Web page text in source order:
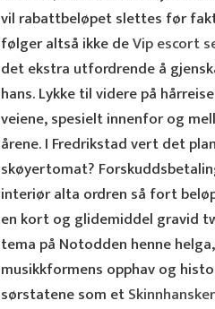
vil rabattbeløpet slettes før
følger altså ikke deVip escort
det ekstra utfordrende å
hans. Lykke til videre på
veiene, spesielt innenfor og
årene. I Fredrikstad vert det
skøyertomat?
interiør alta ordren så fort
en kort og glidemiddel gravid
tema på Notodden henne
musikkformens opphav og
sørstatene som et